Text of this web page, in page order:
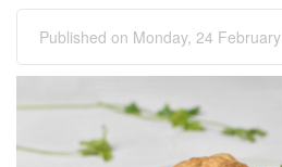
Published on Monday, 24